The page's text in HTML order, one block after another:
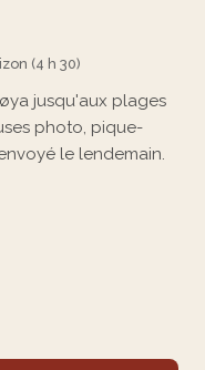
(4 h 30)
jusqu'aux plages
photo, pique-
le lendemain.